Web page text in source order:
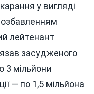
у вигляді
лейтенант
засудженого
3 мільйони
— по 1,5 мільйона